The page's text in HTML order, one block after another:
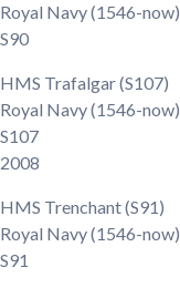
Royal Navy(1546-now)
S90
HMS Trafalgar (S107)
Royal Navy(1546-now)
S107
2008
HMS Trenchant (S91)
Royal Navy(1546-now)
S91